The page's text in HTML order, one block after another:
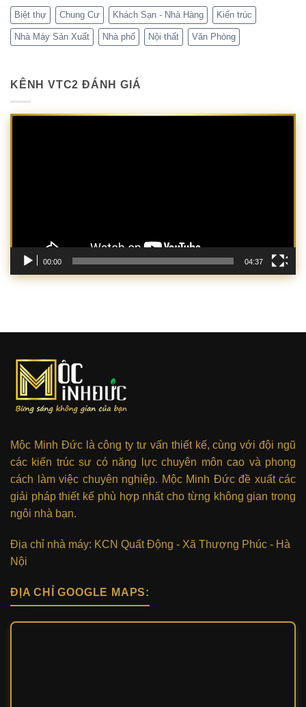
Biệt thự Chung Cư Khách Sạn - Nhà Hàng Kiến trúc
Nhà Máy Sản Xuất Nhà phố Nội thất Văn Phòng
KÊNH VTC2 ĐÁNH GIÁ
Trình
00:00 04:37
Mộc Minh Đức là công ty tư vấn thiết kế, cùng với đội ngũ
các kiến trúc sư có năng lực chuyên môn cao và phong
cách làm việc chuyên nghiệp. Mộc Minh Đức đề xuất các
giải pháp thiết kế phù hợp nhất cho từng không gian trong
ngôi nhà bạn.
Địa chỉ nhà máy: KCN Quất Động - Xã Thượng Phúc - Hà
Nội
ĐỊA CHỈ GOOGLE MAPS: